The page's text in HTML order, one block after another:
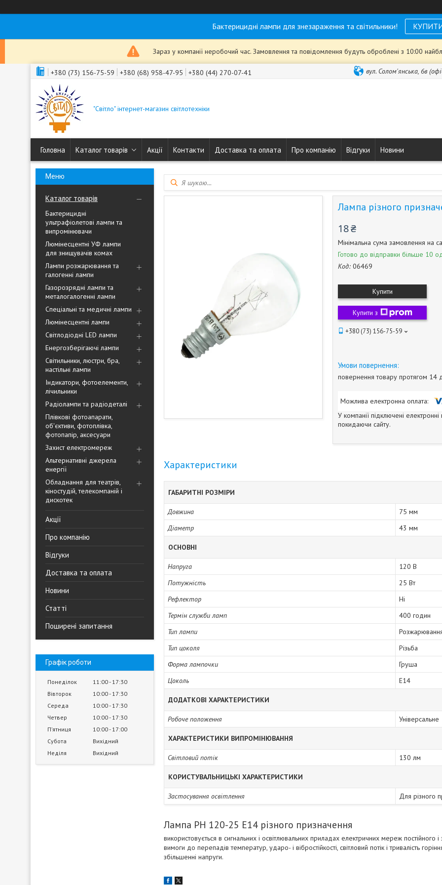
Бактерицидні лампи для знезараження та світильники!
Зараз у компанії неробочий час. Замовлення та повідомлення будуть оброблені з 10:00
+380 (73) 156-75-59 +380 (68) 958-47-95 +380 (44) 270-07-41 вул. Солом'янська, 6в
"Світло" інтернет-магазин світлотехніки
Головна Каталог товарів Акції Контакти Доставка та оплата Про компанію Відгуки Новини
Каталог товарів
Бактерицидні
ультрафіолетові лампи та
випромінювачи
Люмінесцентні УФ лампи
для знищувачів комах
Лампи розжарювання та
галогенні лампи
Газорозрядні лампи та
металогалогенні лампи
Спеціальні та медичні лампи
Люмінесцентні лампи
Світлодіодні LED лампи
Енергозберігаючі лампи
Світильники, люстри, бра,
настільні лампи
Індикатори, фотоелементи,
лічильники
Радіолампи та радіодеталі
Плівкові фотоапарати,
об'єктиви, фотоплівка,
фотопапір, аксесуари
Захист електромереж
Альтернативні джерела
енергії
Обладнання для театрів,
кіностудій, телекомпаній і
дискотек
Акції
Про компанію
Відгуки
Доставка та оплата
Новини
Статті
Поширені запитання
Графік роботи
Понеділок 11:00 17:30
Вівторок
10:00 17:30
Середа
10:00 17:30
Четвер
10:00 17:30
Пʼятниця
10:00 17:00
Субота
Вихідний
Неділя
Вихідний
Лампа різного
18 ₴
Мінімальна сума замовлення на
Готово до відправки більше 10
Код: 06469
Купити
Купити з
+380 (73) 156-75-59
повернення товару протягом 14
У компанії підключені
покидаючи сайту.
Характеристики
ГАБАРИТНІ РОЗМІРИ
Довжина
75 мм
Діаметр
43 мм
ОСНОВНІ
Напруга
120 В
Потужність
25 Вт
Рефлектор
Ні
Термін служби ламп
400 годин
Тип лампи
Тип цоколя
Різьба
Форма лампочки
Груша
Цоколь
E14
ДОДАТКОВІ ХАРАКТЕРИСТИКИ
Робоче положення Універсальне
ХАРАКТЕРИСТИКИ ВИПРОМІНЮВАННЯ
Світловий потік 130 лм
КОРИСТУВАЛЬНИЦЬКІ ХАРАКТЕРИСТИКИ
Застосування освітлення Для різного
Лампа РН 120-25 Е14 різного призначення
використовується в сигнальних і освітлювальних приладах електричних мереж постійного
вимоги до перепадів температур, ударо- і вібростійкості, світловий потік і тривалість
збільшенні напруги.